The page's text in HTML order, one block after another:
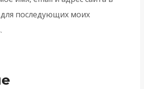
последующих моих